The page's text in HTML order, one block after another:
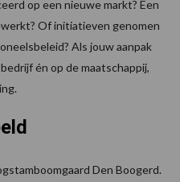
op een nieuwe markt? Een
Of initiatieven genomen
Als jouw aanpak
én op de maatschappij,
Den Boogerd.